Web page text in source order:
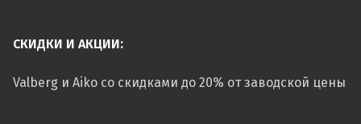
СКИДКИ И АКЦИИ:
Valberg и Aiko со скидками до 20% от заводской цены